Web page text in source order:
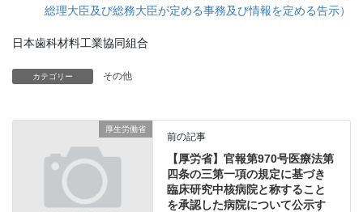
総理大臣及び総務大臣が定める事務及び情報を定める告示）
日本歯科材料工業協同組合
カテゴリー その他
厚生労働省
前の記事
【厚労省】官報第970号医療法第
四条の三第一項の規定に基づき
臨床研究中核病院と称すること
を承認した病院について公示す